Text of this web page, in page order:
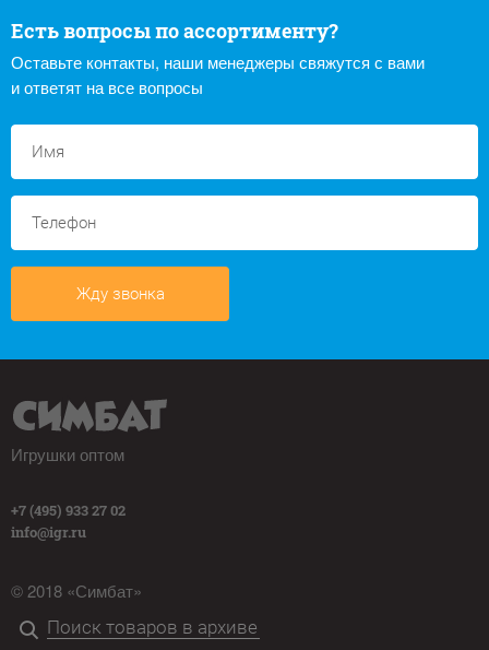
Есть вопросы по ассортименту?
Оставьте контакты, наши менеджеры свяжутся с вами
и ответят на все вопросы
Жду звонка
Игрушки оптом
+7 (495) 933 27 02
info@igr.ru
© 2018 «Симбат»